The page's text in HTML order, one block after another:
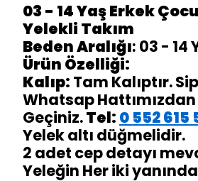
03 - 14 Yaş Erkek
Yelekli Takım
Beden Aralığı: 03 - 14
Ürün Özelliği:
Kalıp: Tam Kalıptır.
Whatsap
Geçiniz.Tel: 0 552 615
Yelek altı düğmelidir.
2 adet cep detayı
Yeleğin Her iki